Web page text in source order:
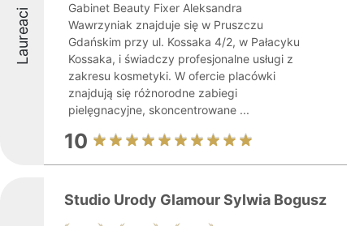
Laureaci
Gabinet Beauty Fixer Aleksandra
Wawrzyniak znajduje się w Pruszczu
Gdańskim przy ul. Kossaka 4/2, w Pałacyku
Kossaka, i świadczy profesjonalne usługi z
zakresu kosmetyki. W ofercie placówki
znajdują się różnorodne zabiegi
pielęgnacyjne, skoncentrowane ...
10
Studio Urody Glamour Sylwia Bogusz